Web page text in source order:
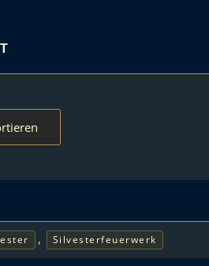
, Silvesterfeuerwerk